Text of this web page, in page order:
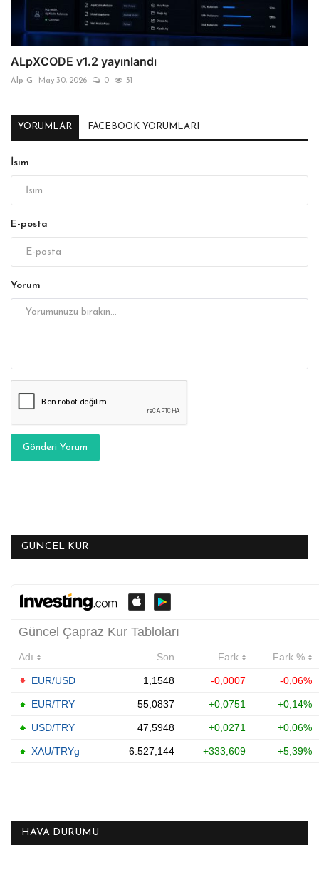
ALpXCODE v1.2 yayınlandı
Alp G May 30, 2026 0 31
YORUMLAR FACEBOOK YORUMLARI
İsim
E-posta
Yorum
Gönderi Yorum
GÜNCEL KUR
HAVA DURUMU